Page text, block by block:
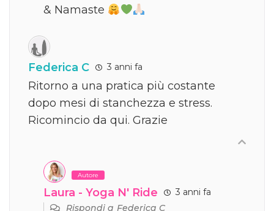
& Namaste
Federica C 3 anni fa
Ritorno a una pratica più costante
dopo mesi di stanchezza e stress.
Ricomincio da qui. Grazie
Autore
Laura - Yoga N' Ride
3 anni fa
Rispondi aFederica C